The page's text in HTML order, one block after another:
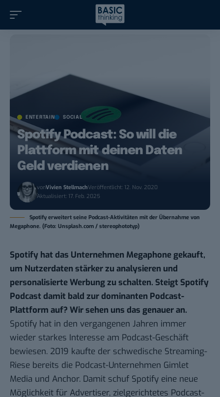
ENTERTAIN SOCIAL
Spotify Podcast: So will die
Plattform mit deinen Daten
Geld verdienen
vonVivien StellmachVeröffentlicht: 12. Nov. 2020
Aktualisiert: 17. Feb. 2025
Spotify erweitert seine Podcast-Aktivitäten mit der Übernahme von
Megaphone. (Foto: Unsplash.com / stereophototyp)
Spotify hat das Unternehmen Megaphone gekauft,
um Nutzerdaten stärker zu analysieren und
personalisierte Werbung zu schalten. Steigt Spotify
Podcast damit bald zur dominanten Podcast-
Plattform auf? Wir sehen uns das genauer an.
Spotify hat in den vergangenen Jahren immer
wieder starkes Interesse am Podcast-Geschäft
bewiesen. 2019 kaufte der schwedische Streaming-
Riese bereits die Podcast-Unternehmen Gimlet
Media und Anchor. Damit schuf Spotify eine neue
Möglichkeit für Advertiser, zielgerichtetes Podcast-